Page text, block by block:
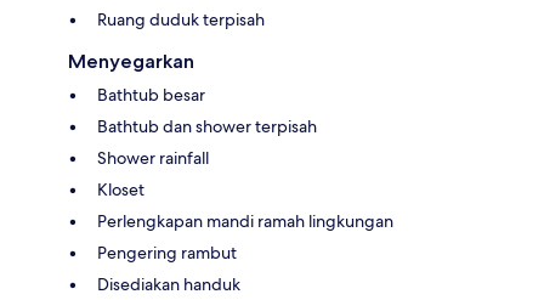
Ruang duduk terpisah
Menyegarkan
Bathtub besar
Bathtub dan shower terpisah
Shower rainfall
Kloset
Perlengkapan mandi ramah lingkungan
Pengering rambut
Disediakan handuk